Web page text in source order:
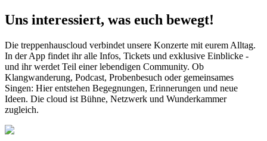
Uns interessiert, was euch bewegt!
Die treppenhauscloud verbindet unsere Konzerte mit eurem Alltag.
In der App findet ihr alle Infos, Tickets und exklusive Einblicke -
und ihr werdet Teil einer lebendigen Community. Ob
Klangwanderung, Podcast, Probenbesuch oder gemeinsames
Singen: Hier entstehen Begegnungen, Erinnerungen und neue
Ideen. Die cloud ist Bühne, Netzwerk und Wunderkammer
zugleich.